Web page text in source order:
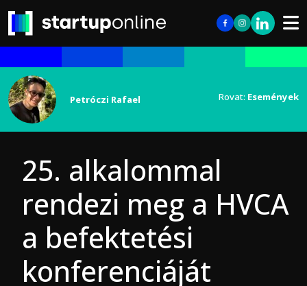
Petróczi Rafael Rovat: Események
25. alkalommal
rendezi meg a HVCA
a befektetési
konferenciáját